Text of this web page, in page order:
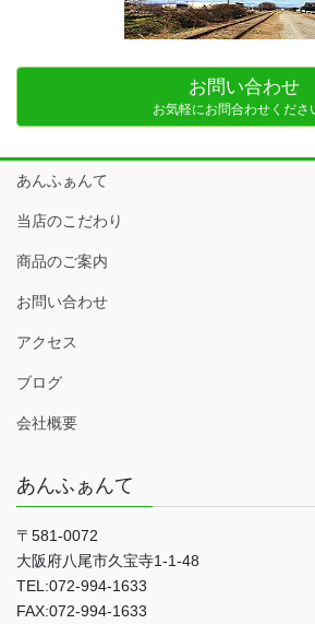
お問い合わせ
お気軽にお問合わせくださ
あんふぁんて
当店のこだわり
商品のご案内
お問い合わせ
アクセス
ブログ
会社概要
あんふぁんて
〒581-0072
大阪府八尾市久宝寺1-1-48
TEL:072-994-1633
FAX:072-994-1633